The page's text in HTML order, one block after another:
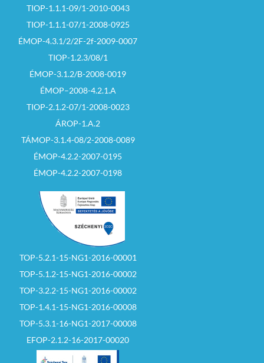
TIOP-1.1.1-09/1-2010-0043
TIOP-1.1.1-07/1-2008-0925
ÉMOP-4.3.1/2/2F-2f-2009-0007
TIOP-1.2.3/08/1
ÉMOP-3.1.2/B-2008-0019
ÉMOP–2008-4.2.1.A
TIOP-2.1.2-07/1-2008-0023
ÁROP-1.A.2
TÁMOP-3.1.4-08/2-2008-0089
ÉMOP-4.2.2-2007-0195
ÉMOP-4.2.2-2007-0198
TOP-5.2.1-15-NG1-2016-00001
TOP-5.1.2-15-NG1-2016-00002
TOP-3.2.2-15-NG1-2016-00002
TOP-1.4.1-15-NG1-2016-00008
TOP-5.3.1-16-NG1-2017-00008
EFOP-2.1.2-16-2017-00020